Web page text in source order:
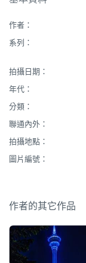
街
作者：
系列：
拍攝日期：
年代：
分類：
聯通內外：
拍攝地點：
圖片編號：
作者的其它作品